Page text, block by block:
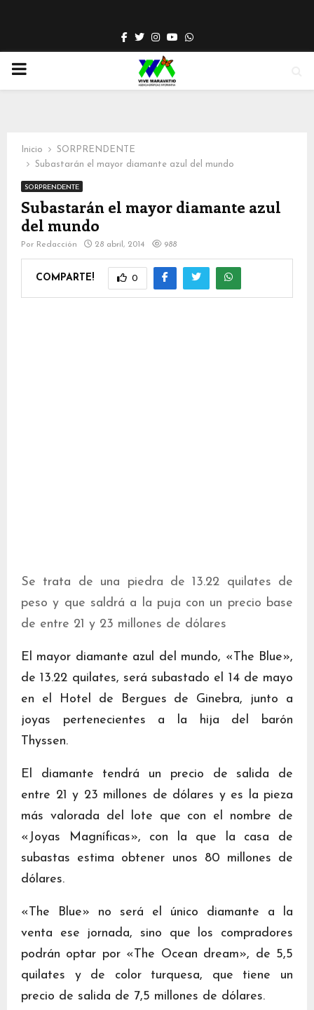
Facebook
TwitterInstagram
YoutubeWhatsapp
PRIMARY
Inicio
SORPRENDENTE
Subastarán el mayor diamante azul del mundo
SORPRENDENTE
Subastarán el mayor diamante azul
del mundo
Por Redacción 28 abril, 2014 988
COMPARTE! 0
Se trata de una piedra de 13.22 quilates de
peso y que saldrá a la puja con un precio base
de entre 21 y 23 millones de dólares
El mayor diamante azul del mundo, «The Blue»,
de 13.22 quilates, será subastado el 14 de mayo
en el Hotel de Bergues de Ginebra, junto a
joyas pertenecientes a la hija del barón
Thyssen.
El diamante tendrá un precio de salida de
entre 21 y 23 millones de dólares y es la pieza
más valorada del lote que con el nombre de
«Joyas Magníficas», con la que la casa de
subastas estima obtener unos 80 millones de
dólares.
«The Blue» no será el único diamante a la
venta ese jornada, sino que los compradores
podrán optar por «The Ocean dream», de 5,5
quilates y de color turquesa, que tiene un
precio de salida de 7,5 millones de dólares.